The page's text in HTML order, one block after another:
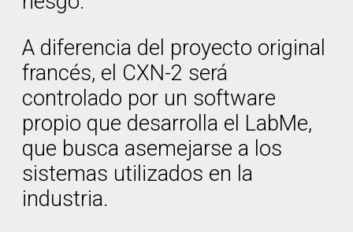
A diferencia del proyecto original
francés, el CXN-2 será
controlado por un software
propio que desarrolla el LabMe,
que busca asemejarse a los
sistemas utilizados en la
industria.